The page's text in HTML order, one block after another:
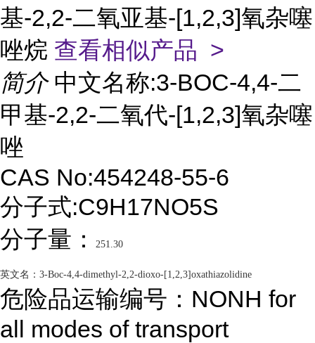
基-2,2-二氧亚基-[1,2,3]氧杂噻
唑烷 查看相似产品 >
简介 中文名称:3-BOC-4,4-二
甲基-2,2-二氧代-[1,2,3]氧杂噻
唑
CAS No:454248-55-6
分子式:C9H17NO5S
分子量：
251.30
英文名： 3-Boc-4,4-dimethyl-2,2-dioxo-[1,2,3]oxathiazolidine
危险品运输编号：NONH for
all modes of transport